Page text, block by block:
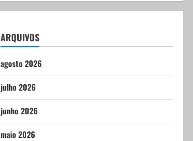
ARQUIVOS
agosto 2026
julho 2026
junho 2026
maio 2026